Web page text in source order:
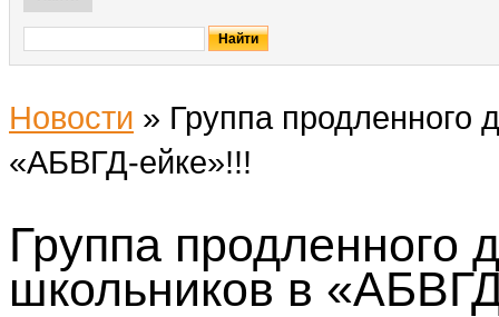
Новости » Группа продленного
«АБВГД-ейке»!!!
Группа продленного
школьников в